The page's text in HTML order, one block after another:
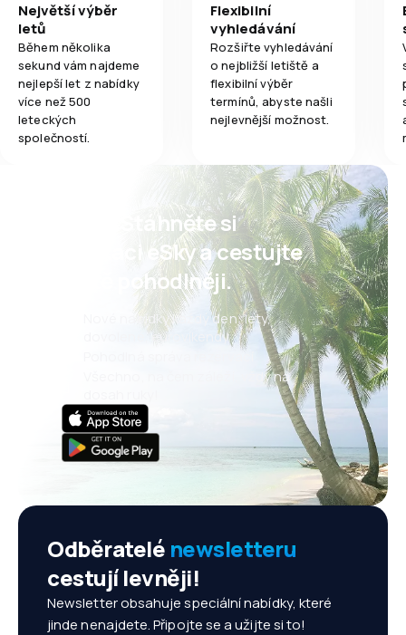
Přeprava zavazadel 5,0 Přeprava
Jídla
Největší výběr
letů
Během několika
sekund vám najdeme
nejlepší let z nabídky
více než 500
leteckých
společností.
Flexibilní
vyhledávání
Rozšiřte vyhledávání
o nejbližší letiště a
flexibilní výběr
termínů, abyste našli
nejlevnější možnost.
Psst! Stáhněte si
aplikaci eSky a cestujte
ještě pohodlněji.
Nové nabídky každý den: lety,
dovolené, eurovíkendy
Všechno, na čem záleží, vždy na
Odběratelé newsletteru
cestují levněji!
Newsletter obsahuje speciální nabídky, které
jinde nenajdete. Připojte se a užijte si to!